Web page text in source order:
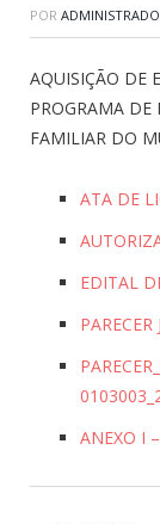
POR
AQUISIÇÃO DE
PROGRAMA DE
FAMILIAR DO
ATA DE
EDITAL
PARECER
ANEXO I